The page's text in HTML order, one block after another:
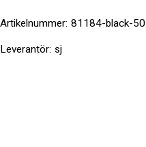
Artikelnummer: 81184-black-50
Leverantör: sj